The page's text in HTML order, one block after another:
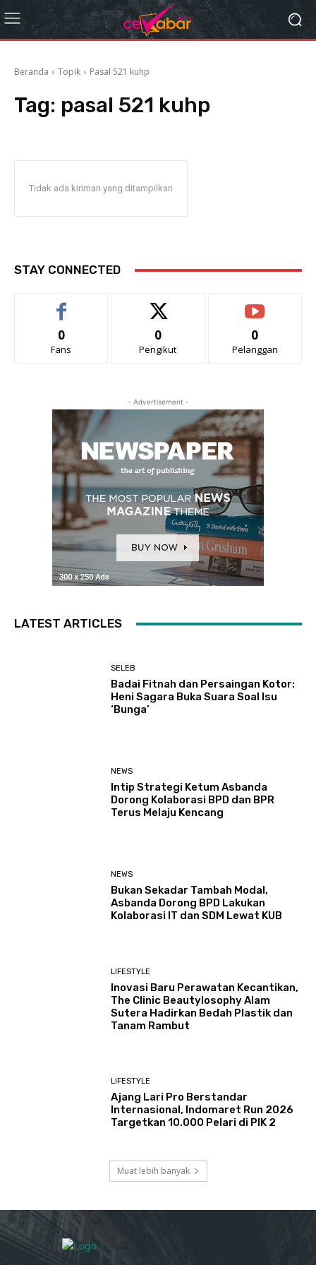
Beranda Topik Pasal 521 kuhp
Tag: pasal 521 kuhp
Tidak ada kiriman yang ditampilkan
STAY CONNECTED
0
Fans
0
Pengikut
0
Pelanggan
- Advertisement -
LATEST ARTICLES
SELEB
Badai Fitnah dan Persaingan Kotor:
Heni Sagara Buka Suara Soal Isu
‘Bunga’
NEWS
Intip Strategi Ketum Asbanda
Dorong Kolaborasi BPD dan BPR
Terus Melaju Kencang
NEWS
Bukan Sekadar Tambah Modal,
Asbanda Dorong BPD Lakukan
Kolaborasi IT dan SDM Lewat KUB
LIFESTYLE
Inovasi Baru Perawatan Kecantikan,
The Clinic Beautylosophy Alam
Sutera Hadirkan Bedah Plastik dan
Tanam Rambut
LIFESTYLE
Ajang Lari Pro Berstandar
Internasional, Indomaret Run 2026
Targetkan 10.000 Pelari di PIK 2
Muat lebih banyak